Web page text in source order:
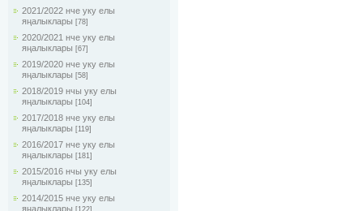
2021/2022 нче уку елы
яңалыклары [78]
2020/2021 нче уку елы
яңалыклары [67]
2019/2020 нче уку елы
яңалыклары [58]
2018/2019 нчы уку елы
яңалыклары [104]
2017/2018 нче уку елы
яңалыклары [119]
2016/2017 нче уку елы
яңалыклары [181]
2015/2016 нчы уку елы
яңалыклары [135]
2014/2015 нче уку елы
яңалыклары [122]